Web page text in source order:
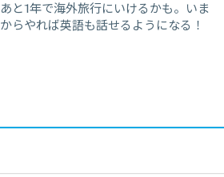
あと1年で海外旅行にいけるかも。いま
からやれば英語も話せるようになる！